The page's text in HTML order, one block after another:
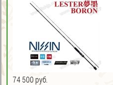
74 500 руб.